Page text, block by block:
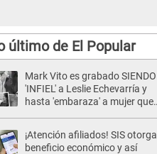
último de El Popular
Mark Vito es grabado SIENDO
'INFIEL' a Leslie Echevarría y
hasta 'embaraza' a mujer que
¡Atención afiliados! SIS otorga
beneficio económico y así